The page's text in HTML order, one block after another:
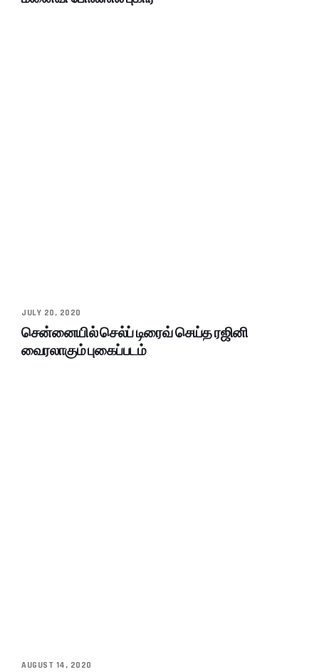
JULY 20, 2020
சென்னையில் செல்ப் டிரைவ் செய்த ரஜினி
வைரலாகும் புகைப்படம்
AUGUST 14, 2020